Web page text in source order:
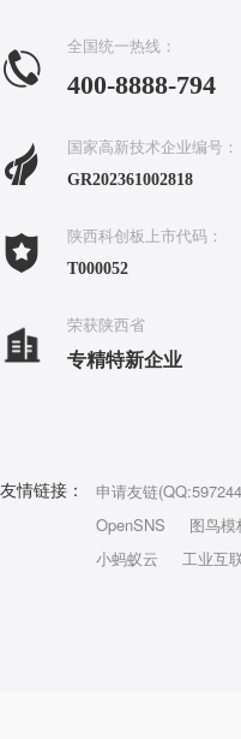
全国统一热线：
400-8888-794
国家高新技术企业编号：
GR202361002818
陕西科创板上市代码：
T000052
荣获陕西省
专精特新企业
友情链接： 申请友链
OpenSNS
图鸟模
小蚂蚁云
工业互